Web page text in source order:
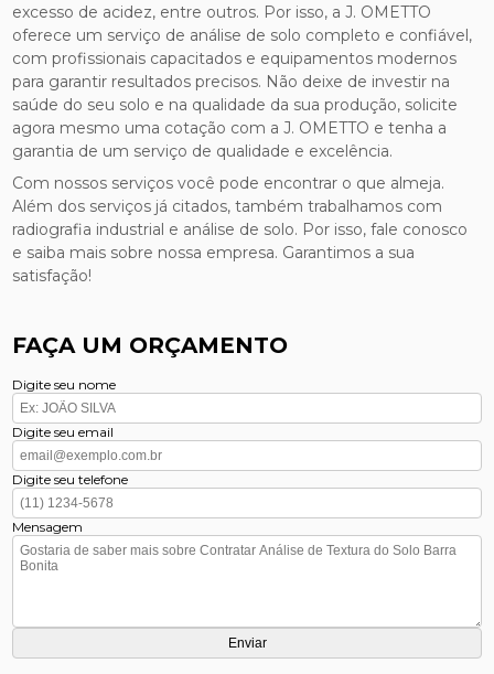
excesso de acidez, entre outros. Por isso, a J. OMETTO
oferece um serviço de análise de solo completo e confiável,
com profissionais capacitados e equipamentos modernos
para garantir resultados precisos. Não deixe de investir na
saúde do seu solo e na qualidade da sua produção, solicite
agora mesmo uma cotação com a J. OMETTO e tenha a
garantia de um serviço de qualidade e excelência.
Com nossos serviços você pode encontrar o que almeja.
Além dos serviços já citados, também trabalhamos com
radiografia industrial e análise de solo. Por isso, fale conosco
e saiba mais sobre nossa empresa. Garantimos a sua
satisfação!
FAÇA UM ORÇAMENTO
Digite seu nome
Digite seu email
Digite seu telefone
Mensagem